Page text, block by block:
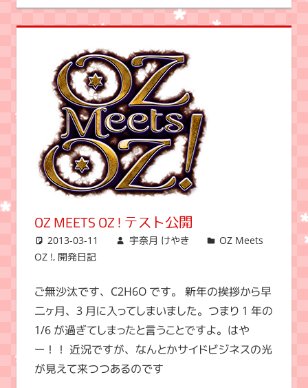
OZ MEETS OZ ! テスト公開
2013-03-11 宇奈月 けやき
OZ Meets
OZ !, 開発日記
ご無沙汰です、C2H6O です。 新年の挨拶から早
二ヶ月、3 月に入ってしまいました。つまり 1 年の
1/6 が過ぎてしまったと言うことですよ。はや
ー！！ 近況ですが、なんとかサイドビジネスの光
が見えて来つつあるのです